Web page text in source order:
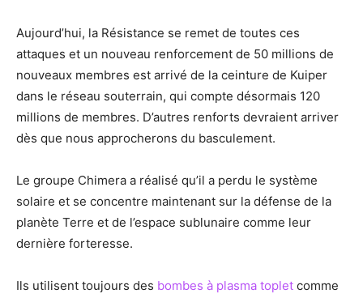
Aujourd’hui, la Résistance se remet de toutes ces
attaques et un nouveau renforcement de 50 millions de
nouveaux membres est arrivé de la ceinture de Kuiper
dans le réseau souterrain, qui compte désormais 120
millions de membres. D’autres renforts devraient arriver
dès que nous approcherons du basculement.
Le groupe Chimera a réalisé qu’il a perdu le système
solaire et se concentre maintenant sur la défense de la
planète Terre et de l’espace sublunaire comme leur
dernière forteresse.
Ils utilisent toujours des bombes à plasma toplet comme